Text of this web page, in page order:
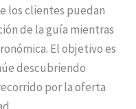
los clientes puedan
de la guía mientras
El objetivo es
descubriendo
por la oferta